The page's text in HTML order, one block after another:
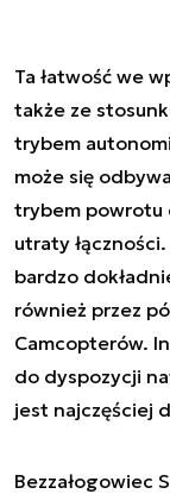
Ta łatwość we
także ze
trybem
może się
trybem powrotu
utraty
bardzo
również przez
Camcopterów.
do dyspozycji
jest najczęściej
Bezzałogowiec